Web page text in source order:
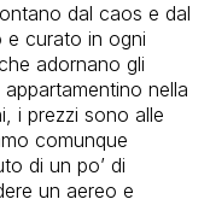
dal caos e dal
e curato in ogni
adornano gli
nella
i prezzi sono alle
comunque
di un po’ di
un aereo e